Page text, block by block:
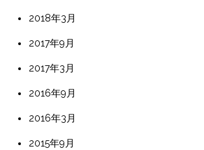
2018年3月
2017年9月
2017年3月
2016年9月
2016年3月
2015年9月